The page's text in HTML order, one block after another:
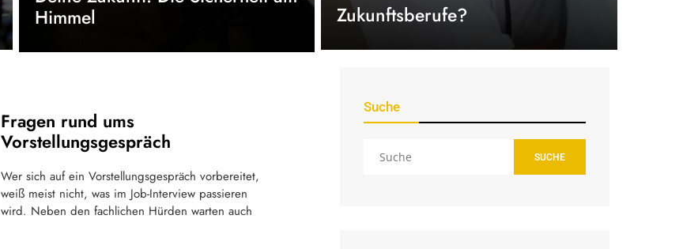
Himmel Zukunftsberufe?
Fragen rund ums
Vorstellungsgespräch
Wer sich auf ein Vorstellungsgespräch vorbereitet,
weiß meist nicht, was im Job-Interview passieren
wird. Neben den fachlichen Hürden warten auch
Suche
SUCHE